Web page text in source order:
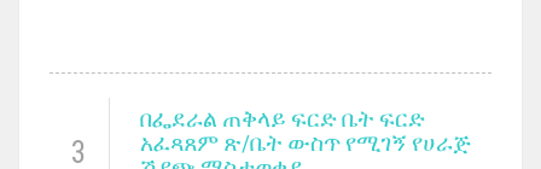
3
በፌደራል ጠቅላይ ፍርድ ቤት ፍርድ
አፈጻጸም ጽ/ቤት ውስጥ የሚገኝ የሀራጅ